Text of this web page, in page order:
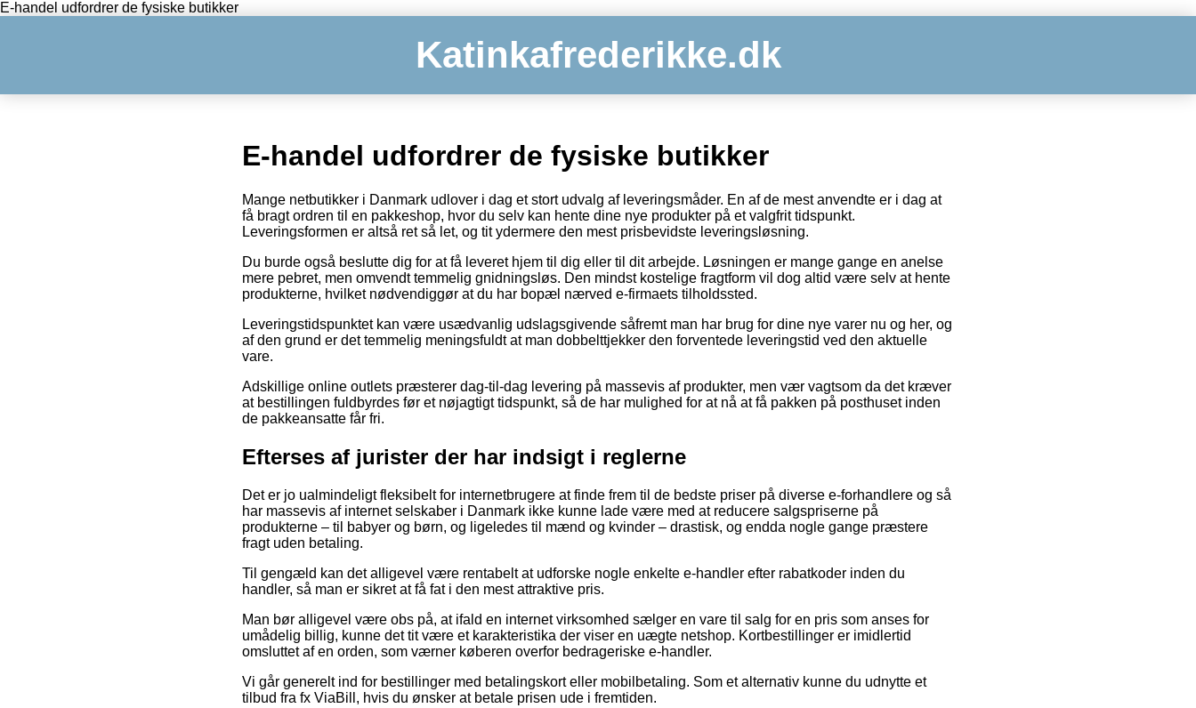
E-handel udfordrer de fysiske butikker
Katinkafrederikke.dk
E-handel udfordrer de fysiske butikker
Mange netbutikker i Danmark udlover i dag et stort udvalg af leveringsmåder. En af de mest anvendte er i dag at
få bragt ordren til en pakkeshop, hvor du selv kan hente dine nye produkter på et valgfrit tidspunkt.
Leveringsformen er altså ret så let, og tit ydermere den mest prisbevidste leveringsløsning.
Du burde også beslutte dig for at få leveret hjem til dig eller til dit arbejde. Løsningen er mange gange en anelse
mere pebret, men omvendt temmelig gnidningsløs. Den mindst kostelige fragtform vil dog altid være selv at hente
produkterne, hvilket nødvendiggør at du har bopæl nærved e-firmaets tilholdssted.
Leveringstidspunktet kan være usædvanlig udslagsgivende såfremt man har brug for dine nye varer nu og her, og
af den grund er det temmelig meningsfuldt at man dobbelttjekker den forventede leveringstid ved den aktuelle
vare.
Adskillige online outlets præsterer dag-til-dag levering på massevis af produkter, men vær vagtsom da det kræver
at bestillingen fuldbyrdes før et nøjagtigt tidspunkt, så de har mulighed for at nå at få pakken på posthuset inden
de pakkeansatte får fri.
Efterses af jurister der har indsigt i reglerne
Det er jo ualmindeligt fleksibelt for internetbrugere at finde frem til de bedste priser på diverse e-forhandlere og så
har massevis af internet selskaber i Danmark ikke kunne lade være med at reducere salgspriserne på
produkterne – til babyer og børn, og ligeledes til mænd og kvinder – drastisk, og endda nogle gange præstere
fragt uden betaling.
Til gengæld kan det alligevel være rentabelt at udforske nogle enkelte e-handler efter rabatkoder inden du
handler, så man er sikret at få fat i den mest attraktive pris.
Man bør alligevel være obs på, at ifald en internet virksomhed sælger en vare til salg for en pris som anses for
umådelig billig, kunne det tit være et karakteristika der viser en uægte netshop. Kortbestillinger er imidlertid
omsluttet af en orden, som værner køberen overfor bedrageriske e-handler.
Vi går generelt ind for bestillinger med betalingskort eller mobilbetaling. Som et alternativ kunne du udnytte et
tilbud fra fx ViaBill, hvis du ønsker at betale prisen ude i fremtiden.